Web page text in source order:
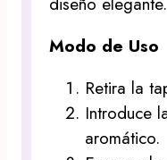
Modo de Uso
Retira la
Introduce
aromático.